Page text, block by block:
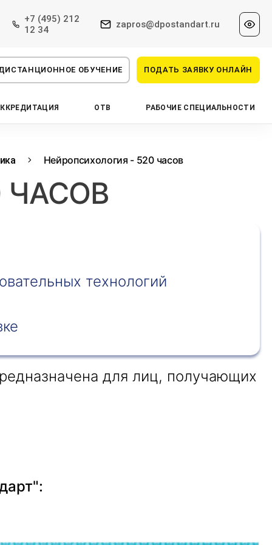
+7 (495) 212
12 34
zapros@dpostandart.ru
ОБУЧЕНИЕ ПОДАТЬ ЗАЯВКУ ОНЛАЙН
ОТВ РАБОЧИЕ СПЕЦИАЛЬНОСТИ
Нейропсихология - 520 часов
ЧАСОВ
технологий
для лиц, получающих